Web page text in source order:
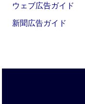
ウェブ広告ガイド
新聞広告ガイド